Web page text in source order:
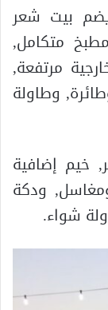
بيت شعر
6*12 وخيمة 5*5 ومطبخ متكامل,
مرتفعة,
وطاولة
خيم إضافية
مياه, ومغاسل, ودكة
شواء.